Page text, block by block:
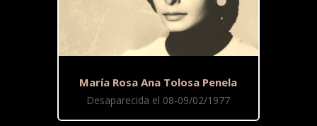
María Rosa Ana Tolosa Penela
Desaparecida el 08-09/02/1977